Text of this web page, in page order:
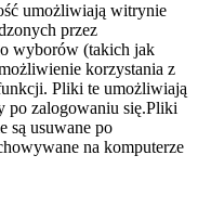
umożliwiają witrynie
przez
wyborów (takich jak
korzystania z
Pliki te umożliwiają
po zalogowaniu się.Pliki
są usuwane po
na komputerze